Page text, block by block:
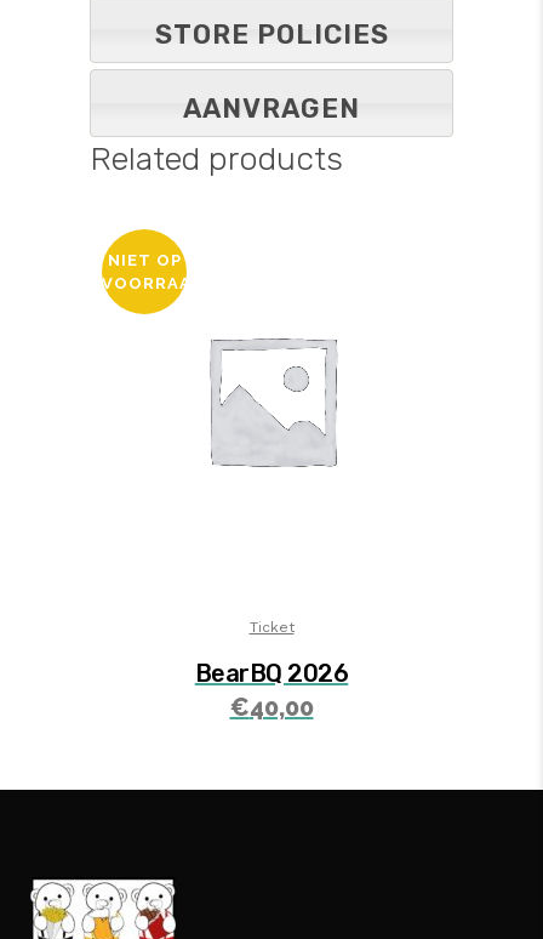
STORE POLICIES
AANVRAGEN
Related products
NIET OP
VOORRAAD
Ticket
BearBQ 2026
€40,00